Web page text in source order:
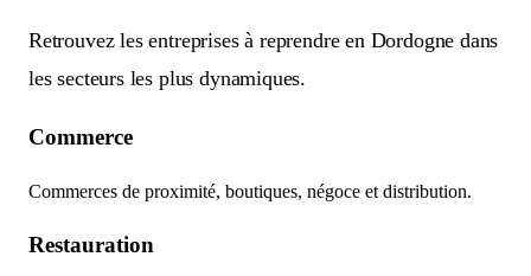
Retrouvez les entreprises à reprendre en Dordogne dans
les secteurs les plus dynamiques.
Commerce
Commerces de proximité, boutiques, négoce et distribution.
Restauration